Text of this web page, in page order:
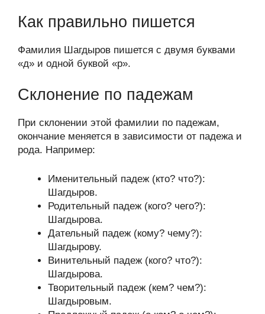
Как правильно пишется
Фамилия Шагдыров пишется с двумя буквами
«д» и одной буквой «р».
Склонение по падежам
При склонении этой фамилии по падежам,
окончание меняется в зависимости от падежа и
рода. Например:
Именительный падеж (кто? что?):
Шагдыров.
Родительный падеж (кого? чего?):
Шагдырова.
Дательный падеж (кому? чему?):
Шагдырову.
Винительный падеж (кого? что?):
Шагдырова.
Творительный падеж (кем? чем?):
Шагдыровым.